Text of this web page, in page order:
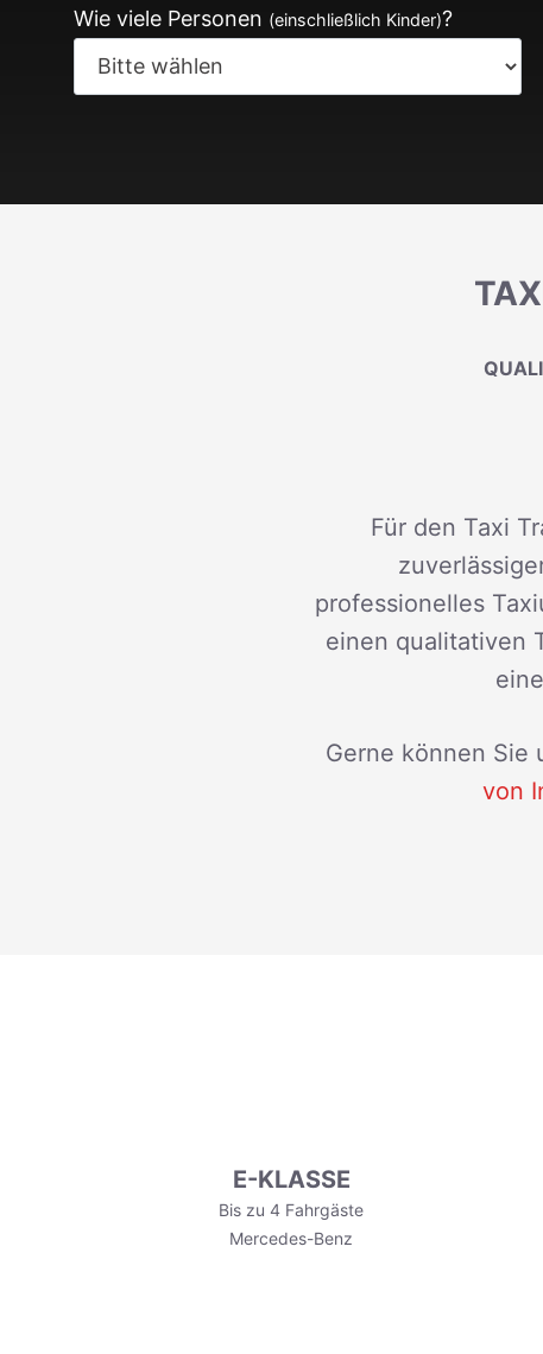
Wie viele Personen (einschließlich Kinder)?
Für den Taxi
professionelles
einen qualitativen
Gerne können Sie
von
E-KLASSE
Bis zu 4 Fahrgäste
Mercedes-Benz